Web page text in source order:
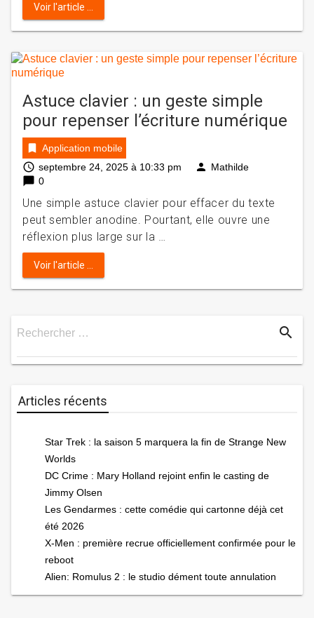
Voir l'article ...
Astuce clavier : un geste simple
pour repenser l’écriture numérique
bookmark Application mobile
access_time septembre 24, 2025 à 10:33 pm person Mathilde
chat_bubble 0
Une simple astuce clavier pour effacer du texte
peut sembler anodine. Pourtant, elle ouvre une
réflexion plus large sur la …
Voir l'article ...
Rechercher … search
Articles récents
Star Trek : la saison 5 marquera la fin de Strange New
Worlds
DC Crime : Mary Holland rejoint enfin le casting de
Jimmy Olsen
Les Gendarmes : cette comédie qui cartonne déjà cet
été 2026
X-Men : première recrue officiellement confirmée pour le
reboot
Alien: Romulus 2 : le studio dément toute annulation